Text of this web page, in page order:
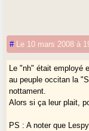
# Le 10 mars 2008 à
Le "nh" était employé
au peuple occitan la
nottament.
Alors si ça leur plait,
PS : A noter que